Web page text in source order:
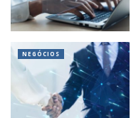
NEGÓCIOS